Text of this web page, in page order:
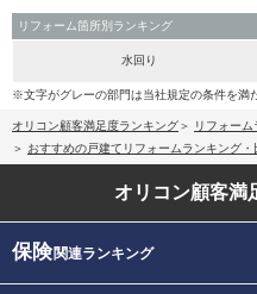
リフォーム箇所別ランキング
水回り
※文字がグレーの部門は当社規定の条件を満
オリコン顧客満足度ランキング
リフォー
おすすめの戸建てリフォームランキング・
オリコン顧客満
保険関連ランキング